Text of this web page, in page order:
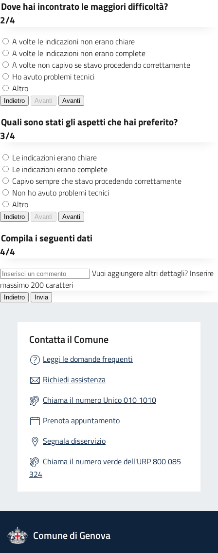
Contatta il Comune
Leggi le domande frequenti
Richiedi assistenza
Chiama il numero Unico 010 1010
Prenota appuntamento
Segnala disservizio
Chiama il numero verde dell'URP 800 085
324
logo Unione Europea
Comune di Genova